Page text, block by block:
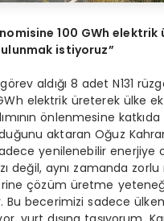
100 GWh
istiyoruz”
aldığı 8 adet N131
elektrik üreterek ülke
önlenmesine
aktaran Oğuz
yenilenebilir enerjiye
değil, aynı zamanda
çözüm üretme
Bu becerimizi sadece